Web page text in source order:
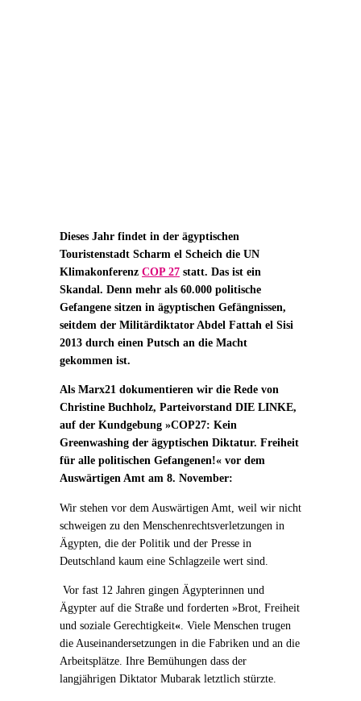
Dieses Jahr findet in der ägyptischen
Touristenstadt Scharm el Scheich die UN
Klimakonferenz COP 27 statt. Das ist ein
Skandal. Denn mehr als 60.000 politische
Gefangene sitzen in ägyptischen Gefängnissen,
seitdem der Militärdiktator Abdel Fattah el Sisi
2013 durch einen Putsch an die Macht
gekommen ist.
Als Marx21 dokumentieren wir die Rede von
Christine Buchholz, Parteivorstand DIE LINKE,
auf der Kundgebung »COP27: Kein
Greenwashing der ägyptischen Diktatur. Freiheit
für alle politischen Gefangenen!« vor dem
Auswärtigen Amt am 8. November:
Wir stehen vor dem Auswärtigen Amt, weil wir nicht
schweigen zu den Menschenrechtsverletzungen in
Ägypten, die der Politik und der Presse in
Deutschland kaum eine Schlagzeile wert sind.
Vor fast 12 Jahren gingen Ägypterinnen und
Ägypter auf die Straße und forderten »Brot, Freiheit
und soziale Gerechtigkeit« . Viele Menschen trugen
die Auseinandersetzungen in die Fabriken und an die
Arbeitsplätze. Ihre Bemühungen dass der
langjährigen Diktator Mubarak letztlich stürzte.